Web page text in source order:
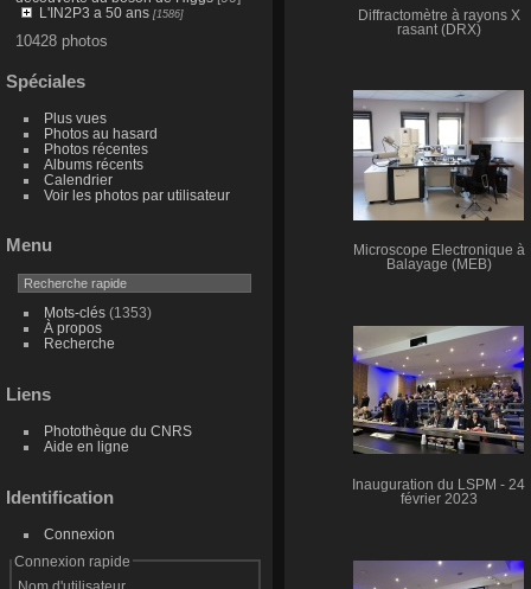
L'IN2P3 a 50 ans[1586]
10428 photos
Spéciales
Plus vues
Photos au hasard
Photos récentes
Albums récents
Calendrier
Voir les photos par utilisateur
Menu
Mots-clés(1353)
À propos
Recherche
Liens
Photothèque du CNRS
Aide en ligne
Identification
Connexion
Connexion rapide
Diffractomètre à rayons X
rasant (DRX)
Microscope Electronique à
Balayage (MEB)
Inauguration du LSPM - 24
février 2023